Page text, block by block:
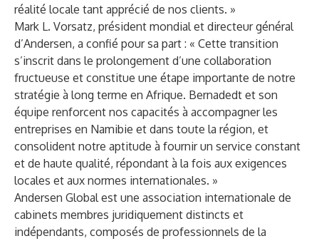
réalité locale tant apprécié de nos clients. »
Mark L. Vorsatz, président mondial et directeur général
d’Andersen, a confié pour sa part : « Cette transition
s’inscrit dans le prolongement d’une collaboration
fructueuse et constitue une étape importante de notre
stratégie à long terme en Afrique. Bernadedt et son
équipe renforcent nos capacités à accompagner les
entreprises en Namibie et dans toute la région, et
consolident notre aptitude à fournir un service constant
et de haute qualité, répondant à la fois aux exigences
locales et aux normes internationales. »
Andersen Globalest une association internationale de
cabinets membres juridiquement distincts et
indépendants, composés de professionnels de la